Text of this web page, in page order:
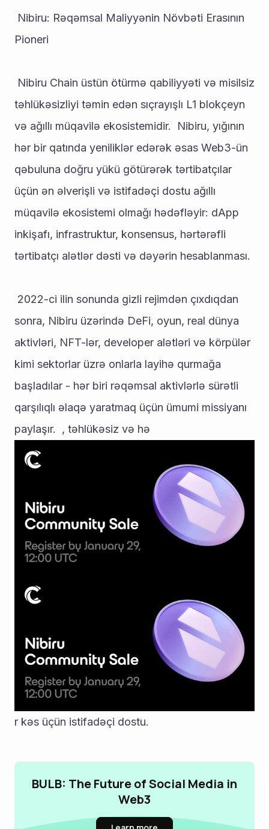
Pioneri
təhlükəsizliyi təmin edən sıçrayışlı L1 blokçeyn
və ağıllı müqavilə ekosistemidir.  Nibiru, yığının
hər bir qatında yeniliklər edərək əsas Web3-ün
qəbuluna doğru yükü götürərək tərtibatçılar
üçün ən əlverişli və istifadəçi dostu ağıllı
müqavilə ekosistemi olmağı hədəfləyir: dApp
inkişafı, infrastruktur, konsensus, hərtərəfli
tərtibatçı alətlər dəsti və dəyərin hesablanması.
sonra, Nibiru üzərində DeFi, oyun, real dünya
aktivləri, NFT-lər, developer alətləri və körpülər
kimi sektorlar üzrə onlarla layihə qurmağa
başladılar - hər biri rəqəmsal aktivlərlə sürətli
qarşılıqlı əlaqə yaratmaq üçün ümumi missiyanı
paylaşır.  , təhlükəsiz və hə
r kəs üçün istifadəçi dostu.
BULB: The Future of Social Media in
Web3